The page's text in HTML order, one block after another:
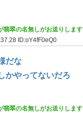
翡翠の名無しがお送りします
ID:oY4fF0eQ0
だな
かやってないだろ
翡翠の名無しがお送りします